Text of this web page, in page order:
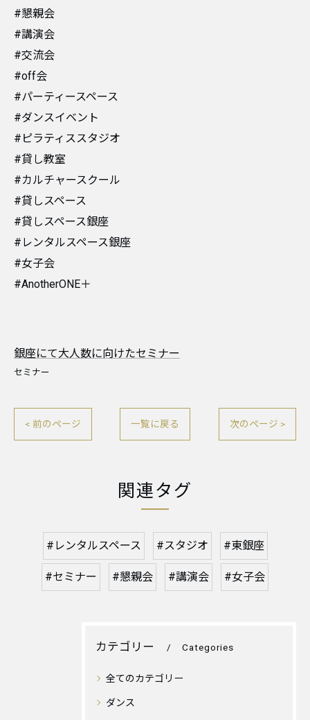
#懇親会
#講演会
#交流会
#off会
#パーティースペース
#ダンスイベント
#ピラティススタジオ
#貸し教室
#カルチャースクール
#貸しスペース
#貸しスペース銀座
#レンタルスペース銀座
#女子会
#AnotherONE＋
銀座にて大人数に向けたセミナー
セミナー
< 前のページ 一覧に戻る 次のページ >
関連タグ
#レンタルスペース #スタジオ #東銀座
#セミナー #懇親会 #講演会 #女子会
カテゴリー Categories
全てのカテゴリー
ダンス